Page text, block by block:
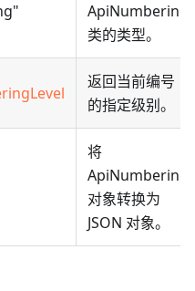
ApiNumbering
类的类型。
返回当前编号
的指定级别。
将
ApiNumbering
对象转换为
JSON 对象。